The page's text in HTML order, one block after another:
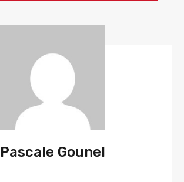
Pascale Gounel